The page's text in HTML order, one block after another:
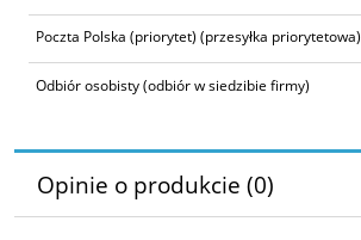
Poczta Polska (priorytet) (przesyłka priorytetowa)
Odbiór osobisty(odbiór w siedzibie firmy)
Opinie o produkcie (0)